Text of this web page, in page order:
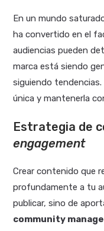
En un mundo
ha convertido en el
audiencias pueden
marca está siendo
siguiendo
única y mantenerla
Estrategia de
engagement
Crear contenido que
profundamente a tu
publicar, sino de
community